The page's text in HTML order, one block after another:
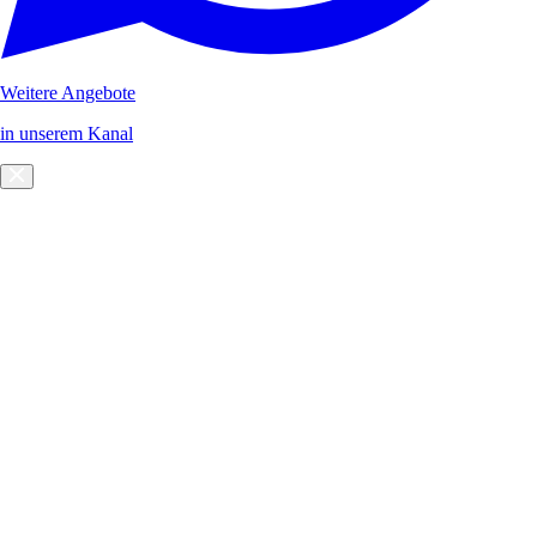
Weitere Angebote
in unserem Kanal